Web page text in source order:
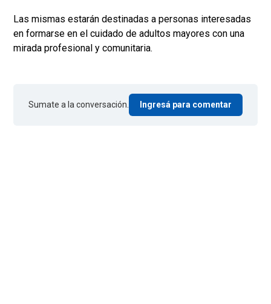
Las mismas estarán destinadas a personas interesadas
en formarse en el cuidado de adultos mayores con una
mirada profesional y comunitaria.
Sumate a la conversación. Ingresá para comentar